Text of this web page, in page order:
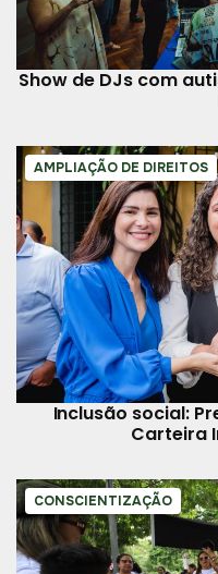
Show de DJs com
AMPLIAÇÃO DE DIREITOS
Inclusão social:
Carteira
CONSCIENTIZAÇÃO